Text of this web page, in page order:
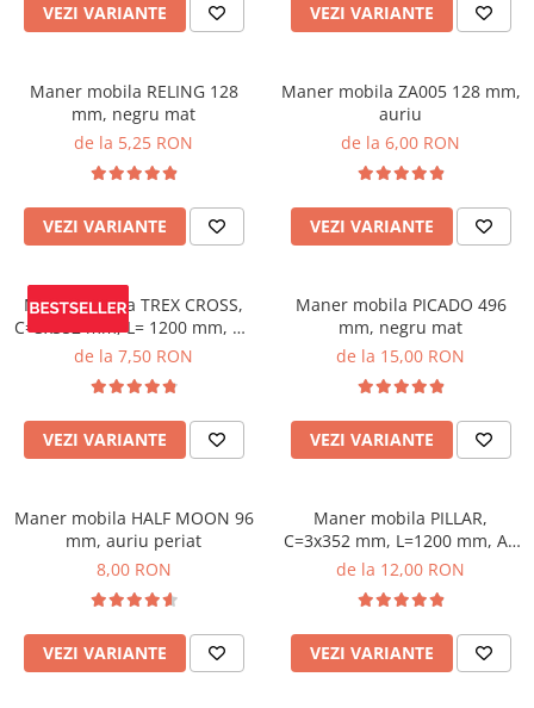
VEZI VARIANTE VEZI VARIANTE
Maner mobila RELING 128
mm, negru mat
de la 5,25 RON
VEZI VARIANTE
Maner mobila ZA005 128 mm,
auriu
de la 6,00 RON
VEZI VARIANTE
Maner mobila TREX CROSS,
C=3x352 mm, L= 1200 mm, Al,
negru mat
de la 7,50 RON
VEZI VARIANTE
Maner mobila PICADO 496
mm, negru mat
de la 15,00 RON
VEZI VARIANTE
Maner mobila HALF MOON 96
mm, auriu periat
8,00 RON
VEZI VARIANTE
Maner mobila PILLAR,
C=3x352 mm, L=1200 mm, Al,
negru mat
de la 12,00 RON
VEZI VARIANTE